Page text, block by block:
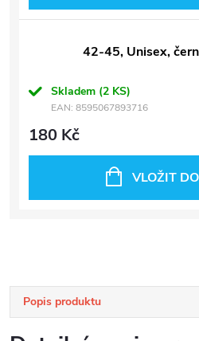
42-45, Unisex,
Skladem (2 KS)
EAN: 8595067893716
180 Kč
VLOŽIT
Popis produktu